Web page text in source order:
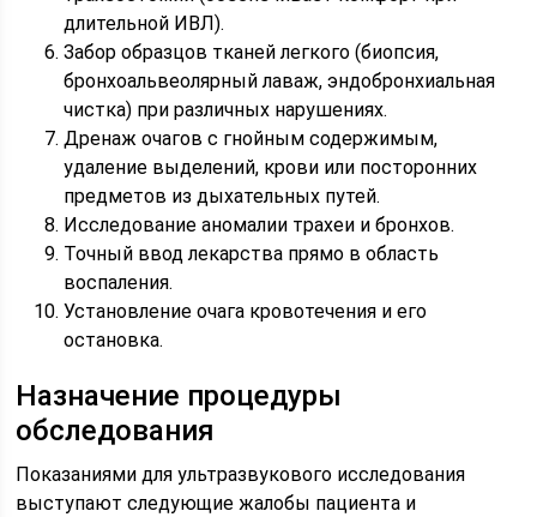
длительной ИВЛ).
Забор образцов тканей легкого (биопсия,
бронхоальвеолярный лаваж, эндобронхиальная
чистка) при различных нарушениях.
Дренаж очагов с гнойным содержимым,
удаление выделений, крови или посторонних
предметов из дыхательных путей.
Исследование аномалии трахеи и бронхов.
Точный ввод лекарства прямо в область
воспаления.
Установление очага кровотечения и его
остановка.
Назначение процедуры
обследования
Показаниями для ультразвукового исследования
выступают следующие жалобы пациента и